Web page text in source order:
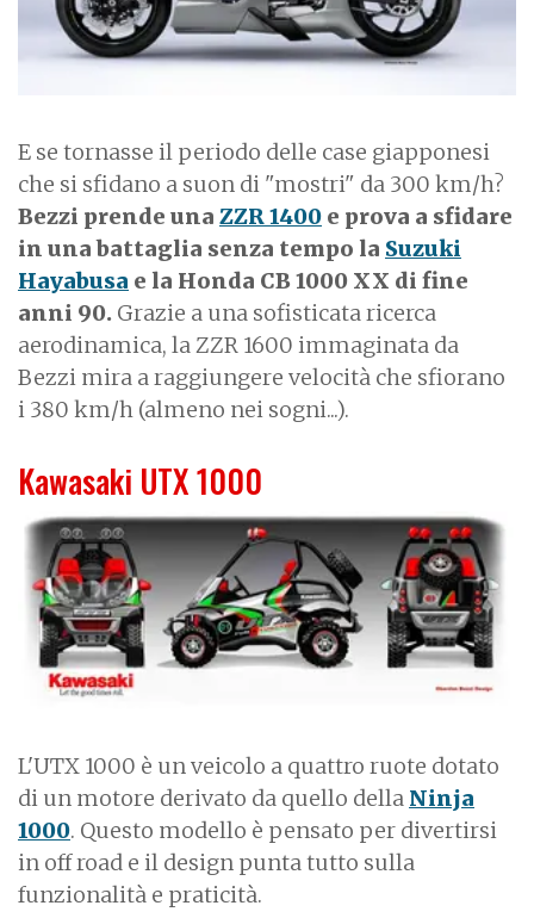
E se tornasse il periodo delle case giapponesi
che si sfidano a suon di "mostri" da 300 km/h?
Bezzi prende una ZZR 1400 e prova a sfidare
in una battaglia senza tempo la Suzuki
Hayabusa e la Honda CB 1000 XX di fine
anni 90. Grazie a una sofisticata ricerca
aerodinamica, la ZZR 1600 immaginata da
Bezzi mira a raggiungere velocità che sfiorano
i 380 km/h (almeno nei sogni...).
Kawasaki UTX 1000
m
L'UTX 1000 è un veicolo a quattro ruote dotato
di un motore derivato da quello della Ninja
1000. Questo modello è pensato per divertirsi
in off road e il design punta tutto sulla
funzionalità e praticità.